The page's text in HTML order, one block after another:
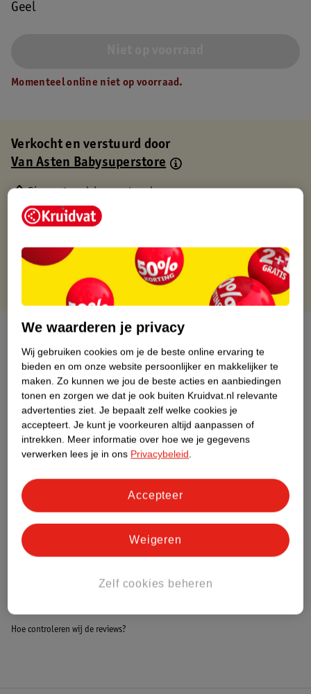
Geel
Momenteel online niet op voorraad.
Verkocht en verstuurd door
Van Asten Babysuperstore
Binnen 1 werkdag verstuurd
Gratis thuisbezorgd
Gratis retourneren via verkooppartner.
Over dit product
Productinformatie
Nature Impact Score
Dit product heeft (nog) geen Nature
Impact Score.
Meer informatie
Bestel & Bezorginformatie
Hoe controleren wij de reviews?
We waarderen je privacy
Wij gebruiken cookies om je de beste online ervaring te
bieden en om onze website persoonlijker en makkelijker te
maken. Zo kunnen we jou de beste acties en aanbiedingen
tonen en zorgen we dat je ook buiten Kruidvat.nl relevante
advertenties ziet. Je bepaalt zelf welke cookies je
accepteert. Je kunt je voorkeuren altijd aanpassen of
intrekken. Meer informatie over hoe we je gegevens
verwerken lees je in ons Privacybeleid.
Zelf cookies beheren
Weigeren
Accepteer